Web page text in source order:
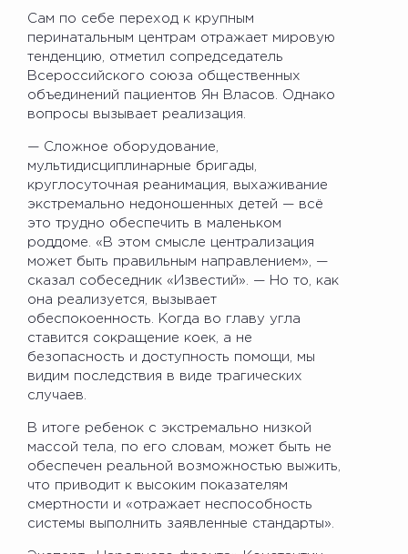
Сам по себе переход к крупным
перинатальным центрам отражает мировую
тенденцию, отметил сопредседатель
Всероссийского союза общественных
объединений пациентов Ян Власов. Однако
вопросы вызывает реализация.
— Сложное оборудование,
мультидисциплинарные бригады,
круглосуточная реанимация, выхаживание
экстремально недоношенных детей — всё
это трудно обеспечить в маленьком
роддоме. «В этом смысле централизация
может быть правильным направлением», —
сказал собеседник «Известий». — Но то, как
она реализуется, вызывает
обеспокоенность. Когда во главу угла
ставится сокращение коек, а не
безопасность и доступность помощи, мы
видим последствия в виде трагических
случаев.
В итоге ребенок с экстремально низкой
массой тела, по его словам, может быть не
обеспечен реальной возможностью выжить,
что приводит к высоким показателям
смертности и «отражает неспособность
системы выполнить заявленные стандарты».